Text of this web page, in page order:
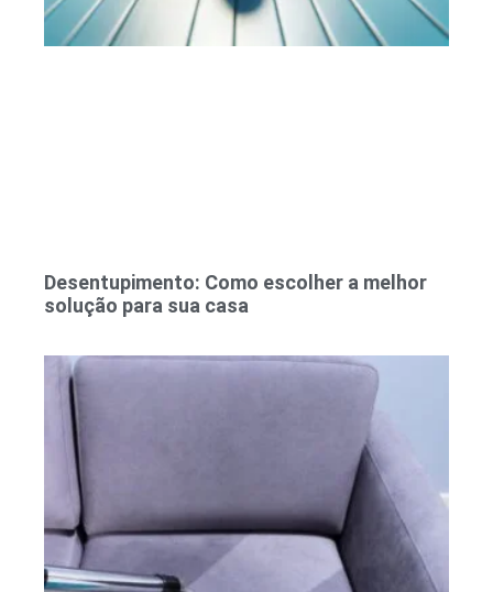
Desentupimento: Como escolher a melhor
solução para sua casa